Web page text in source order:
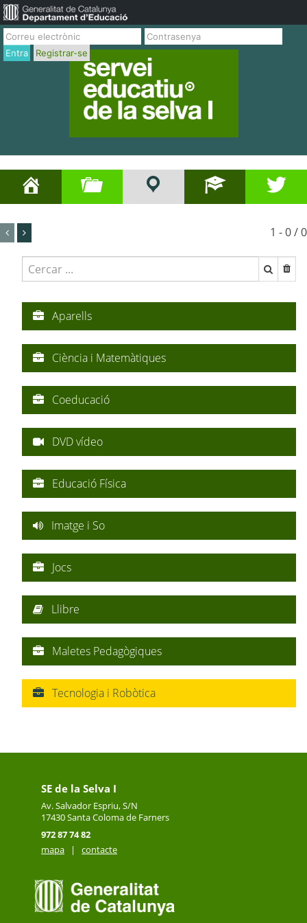
Entra Registrar-se
1 - 0 / 0
Aparells
Ciència i Matemàtiques
Coeducació
DVD vídeo
Educació Física
Imatge i So
Jocs
Llibre
Maletes Pedagògiques
Tecnologia i Robòtica
SE de la Selva I
Av. Salvador Espriu, S/N
17430Santa Coloma de Farners
972 87 74 82
mapa
| contacte